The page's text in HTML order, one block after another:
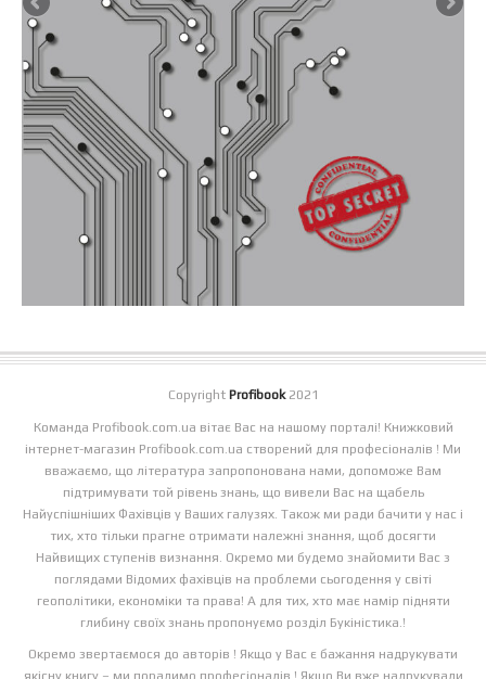
Команда Profibook.com.ua вітає Вас на нашому порталі! Книжковий
інтернет-магазин Profibook.com.ua створений для професіоналів ! Ми
вважаємо, що література запропонована нами, допоможе Вам
підтримувати той рівень знань, що вивели Вас на щабель
Найуспішніших Фахівців у Ваших галузях. Також ми ради бачити у нас і
тих, хто тільки прагне отримати належні знання, щоб досягти
Найвищих ступенів визнання. Окремо ми будемо знайомити Вас з
поглядами Відомих фахівців на проблеми сьогодення у світі
геополітики, економіки та права! А для тих, хто має намір підняти
Окремо звертаємося до авторів ! Якщо у Вас є бажання надрукувати